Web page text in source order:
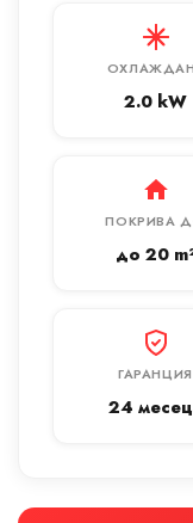
2.0 kW
ПОКРИВА
до 20
ГАРАНЦИЯ
24